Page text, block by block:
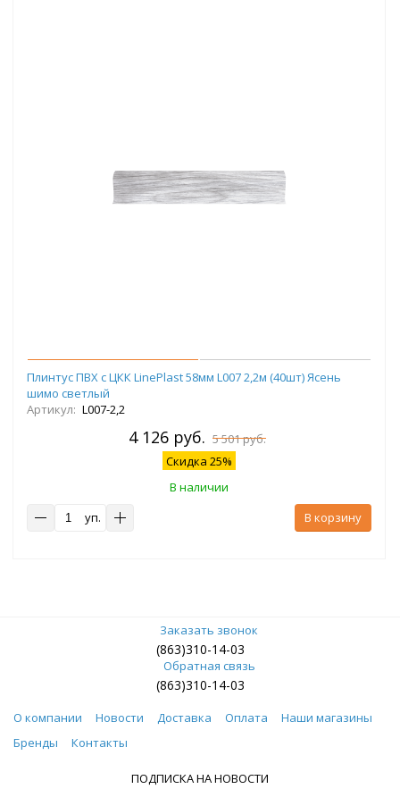
Плинтус ПВХ с ЦКК LinePlast 58мм L007 2,2м (40шт) Ясень
шимо светлый
Артикул: L007-2,2
4 126 руб. 5 501 руб.
Скидка 25%
В наличии
уп.
В корзину
Заказать звонок
(863)310-14-03
Обратная связь
(863)310-14-03
О компании Новости Доставка Оплата
Наши магазины
Бренды
Контакты
ПОДПИСКА НА НОВОСТИ